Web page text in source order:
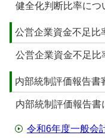
健全化判断比率につ
公営企業資金不足比
公営企業資金不足比
内部統制評価報告書
内部統制評価報告書
令和6年度一般会